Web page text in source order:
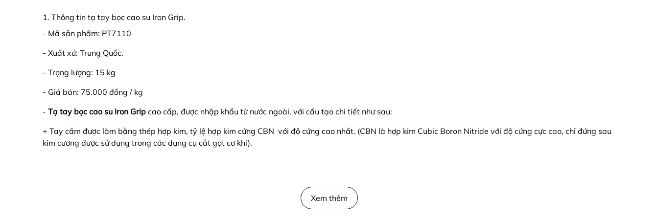
1. Thông tin tạ tay bọc cao su Iron Grip.
- Mã sản phẩm: PT7110
- Xuất xứ: Trung Quốc.
- Trọng lượng: 15 kg
- Giá bán: 75.000 đồng / kg
- Tạ tay bọc cao su Iron Grip cao cấp, được nhập khẩu từ nước ngoài, với cấu tạo chi tiết như sau:
+ Tay cầm được làm bằng thép hợp kim, tỷ lệ hợp kim cứng CBN với độ cứng cao nhất. (CBN là hợp kim Cubic Boron Nitride với độ cứng cực cao, chỉ đứng sau
kim cương được sử dụng trong các dụng cụ cắt gọt cơ khí).
+ Bề mặt tay cầm giữ được độ sáng cao, độ bám Crom giúp tăng độ bền. Giúp cho tay cầm thiết bị không bị bong tróc hay mài mòn.
Xem thêm